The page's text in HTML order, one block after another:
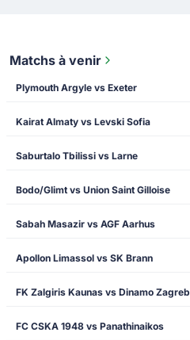
Matchs à venir
Plymouth Argyle vs Exeter
Kairat Almaty vs Levski Sofia
Saburtalo Tbilissi vs Larne
Bodo/Glimt vs Union Saint Gilloise
Sabah Masazir vs AGF Aarhus
Apollon Limassol vs SK Brann
FK Zalgiris Kaunas vs Dinamo Zagreb
FC CSKA 1948 vs Panathinaikos